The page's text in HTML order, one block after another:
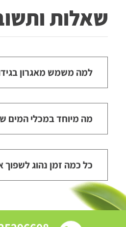
שאלות
למה משמש מאגרון
מה מיוחד במכלי המים
כל כמה זמן נהוג